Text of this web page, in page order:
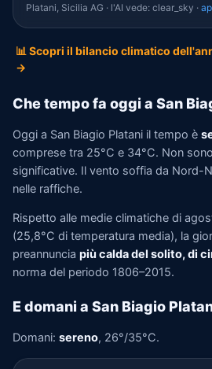
Platani, Sicilia AG · l'AI vede: clear_sky ·
📊 Scopri il bilancio climatico
→
Che tempo fa oggi a San
Oggi a San Biagio Platani il tempo è
comprese tra 25°C e 34°C. Non
significative. Il vento soffia da Nord-
nelle raffiche.
Rispetto alle medie climatiche di
(25,8°C di temperatura media), la
preannuncia più calda del solito, di
norma del periodo 1806–2015.
E domani a San Biagio
Domani: sereno, 26°/35°C.